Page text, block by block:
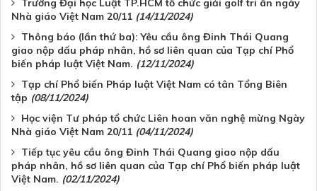
Trường Đại học Luật TP.HCM tổ chức giải golf tri ân ngày
Nhà giáo Việt Nam 20/11 (14/11/2024)
Thông báo (lần thứ ba): Yêu cầu ông Đinh Thái Quang
giao nộp dấu pháp nhân, hồ sơ liên quan của Tạp chí Phổ
biến pháp luật Việt Nam. (12/11/2024)
Tạp chí Phổ biến Pháp luật Việt Nam có tân Tổng Biên
tập (08/11/2024)
Học viện Tư pháp tổ chức Liên hoan văn nghệ mừng Ngày
Nhà giáo Việt Nam 20/11 (04/11/2024)
Tiếp tục yêu cầu ông Đinh Thái Quang giao nộp dấu
pháp nhân, hồ sơ liên quan của Tạp chí Phổ biến pháp luật
Việt Nam. (02/11/2024)